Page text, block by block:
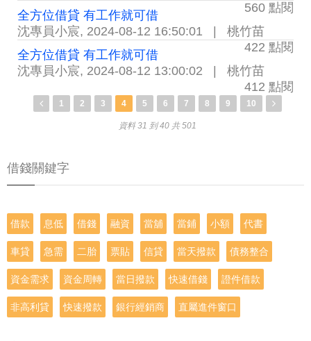
560 點閱
全方位借貸 有工作就可借
沈專員小宸, 2024-08-12 16:50:01
桃竹苗
422 點閱
全方位借貸 有工作就可借
沈專員小宸, 2024-08-12 13:00:02
桃竹苗
412 點閱
1 2 3 4 5 6 7 8 9 10
資料 31 到 40 共 501
借錢關鍵字
借款 息低 借錢 融資 當舖 當鋪 小額 代書
車貸 急需 二胎 票貼 信貸 當天撥款 債務整合
資金需求 資金周轉 當日撥款 快速借錢 證件借款
非高利貸 快速撥款 銀行經銷商 直屬進件窗口